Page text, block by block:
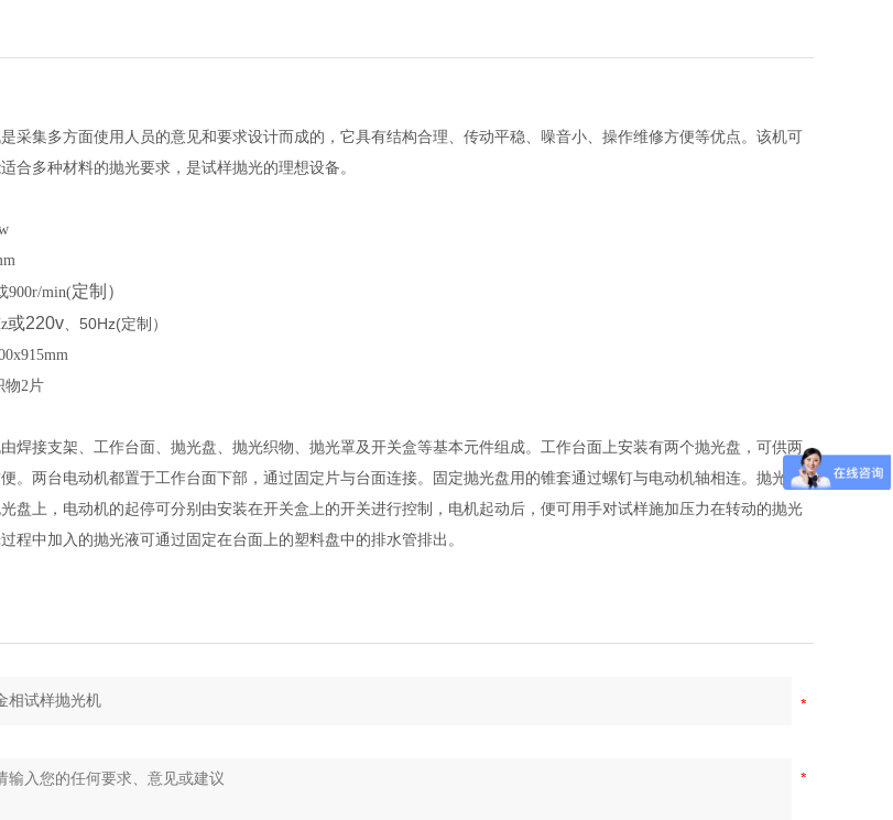
采集多方面使用人员的意见和要求设计而成的，它具有结构合理、传动平稳、噪音小、操作维修方便等优点。该机可
合多种材料的抛光要求，是试样抛光的理想设备。
900r/min(定制）
或220v 、50Hz(定制）
物2片
焊接支架、工作台面、抛光盘、抛光织物、抛光罩及开关盒等基本元件组成。工作台面上安装有两个抛光盘，可供两
。两台电动机都置于工作台面下部，通过固定片与台面连接。固定抛光盘用的锥套通过螺钉与电动机轴相连。抛光织
盘上，电动机的起停可分别由安装在开关盒上的开关进行控制，电机起动后，便可用手对试样施加压力在转动的抛光
程中加入的抛光液可通过固定在台面上的塑料盘中的排水管排出。